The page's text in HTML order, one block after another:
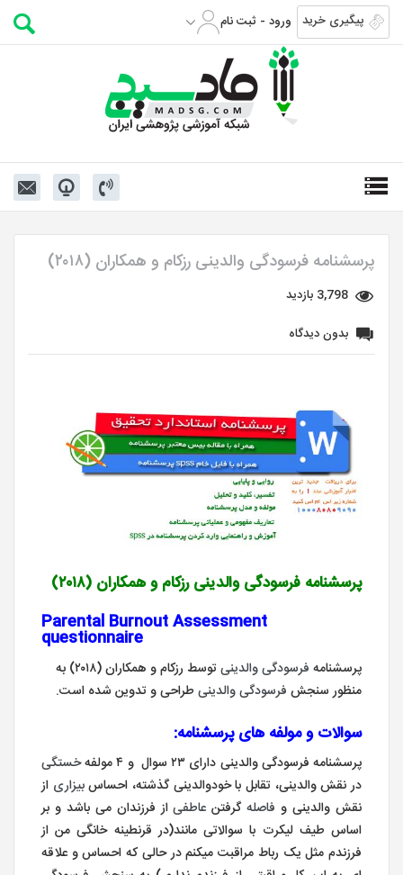
پیگیری خرید ورود - ثبت نام
پرسشنامه فرسودگی والدینی رزکام و همکاران (۲۰۱۸)
3,798 بازدید
بدون دیدگاه
پرسشنامه فرسودگی والدینی رزکام و همکاران (۲۰۱۸)
Parental Burnout Assessment
questionnaire
پرسشنامه فرسودگیوالدینی
توسط رزکام و همکاران (۲۰۱۸) به
منظور سنجش فرسودگیوالدینی طراحی و تدوین شده است.
سوالات و مولفه های پرسشنامه:
پرسشنامه فرسودگی والدینی دارای ۲۳ سوال و ۴ مولفه
خستگی
در نقش والدینی، تقابل با خودوالدینی گذشته، احساسبیزاری از
نقش والدینی و فاصلهگرفتن عاطفیاز فرزندان می باشد و بر
اساس طیف لیکرت با سوالاتی مانند(در قرنطینه خانگی من از
فرزندم مثل یک رباط مراقبت میکنم در حالی که احساس و علاقه